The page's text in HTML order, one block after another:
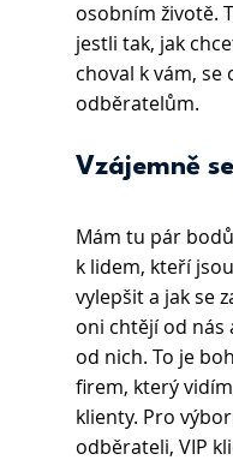
osobním životě.
jestli tak, jak
choval k vám, se
odběratelům.
Vzájemně
Mám tu pár
k lidem, kteří
vylepšit a jak se
oni chtějí od nás
od nich. To je
firem, který
klienty. Pro
odběrateli, VIP